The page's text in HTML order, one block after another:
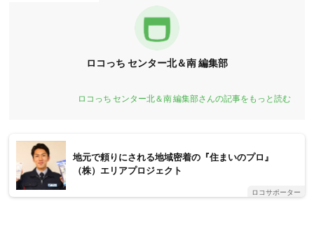
ロコっち センター北＆南 編集部
ロコっち センター北＆南 編集部さんの記事をもっと読む
地元で頼りにされる地域密着の『住まいのプロ』
（株）エリアプロジェクト
ロコサポーター